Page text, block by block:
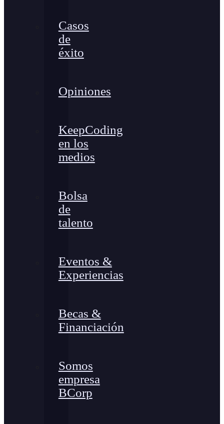
Casos
de
éxito
Opiniones
KeepCoding
en los
medios
Bolsa
de
talento
Eventos &
Experiencias
Becas &
Financiación
Somos
empresa
BCorp